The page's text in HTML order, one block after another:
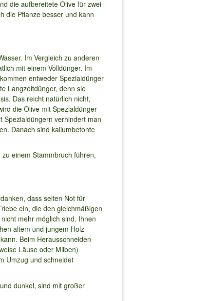
die aufbereitete Olive für zwei
die Pflanze besser und kann
Im Vergleich zu anderen
mit einem Volldünger. Im
entweder Spezialdünger
Langzeitdünger, denn sie
Das reicht natürlich nicht,
die Olive mit Spezialdünger
Spezialdüngern verhindert man
Danach sind kaliumbetonte
einem Stammbruch führen,
dass selten Not für
ein, die den gleichmäßigen
mehr möglich sind. Ihnen
altem und jungem Holz
Beim Herausschneiden
Läuse oder Milben)
Umzug und schneidet
dunkel, sind mit großer